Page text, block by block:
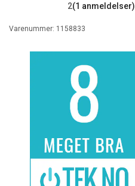
2(1 anmeldelser)
Varenummer: 1158833